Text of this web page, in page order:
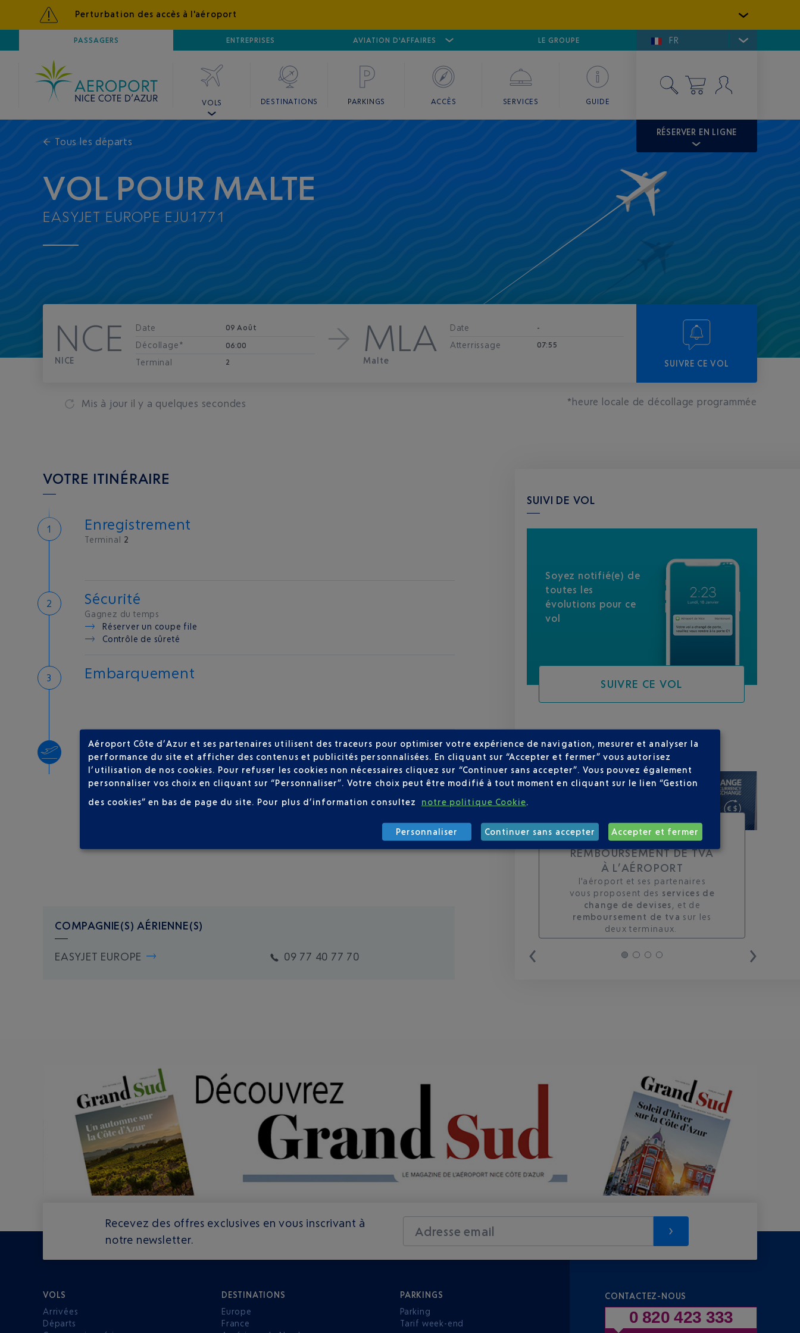
Perturbation des accès à l'aéroport
PASSAGERS ENTREPRISES AVIATION D'AFFAIRES
AÉROPORTNICE CÔTE D'AZUR AÉROPORT CANNES MANDELIEU GOLFE DE SAINT-TROPEZ
LE GROUPE FR
VOLS DESTINATIONS PARKINGS ACCÈS SERVICES GUIDE
RÉSERVER EN LIGNE
← Tous les départs
VOL POUR MALTE
EASYJET EUROPE EJU1771
NCE
NICE
Date 09 Août
Décollage* 06:00
Terminal 2
MLA
Malte
Date -
Atterrissage 07:55
SUIVRE CE VOL
Mis à jour il y a quelques secondes *heure locale de décollage programmée
VOTRE ITINÉRAIRE
Enregistrement
Terminal 2
Sécurité
Gagnez du temps
Réserver un coupe file
Contrôle de sûreté
Embarquement
Décollage
Type d'appareil : A320
COMPAGNIE(S) AÉRIENNE(S)
EASYJET EUROPE 09 77 40 77 70
SUIVI DE VOL
Soyez notifié(e) de
toutes les
évolutions pour ce
vol
SUIVRE CE VOL
SUR VOTRE PARCOURS
TOUS LES SERVICES DE
CHANGE ET DE
REMBOURSEMENT DE TVA
À L’AÉROPORT
l'aéroport et ses partenaires
vous proposent des services de
change de devises , et de
remboursement de tva sur les
deux terminaux. ​
Recevez des offres exclusives en vous inscrivant à
notre newsletter.
Adresse email
VOLS
Arrivées
Départs
DESTINATIONS
Europe
France
PARKINGS
Parking
Tarif week-end
CONTACTEZ-NOUS
0 820 423 333
Aéroport Côte d’Azur et ses partenaires utilisent des traceurs pour optimiser votre expérience de navigation, mesurer et analyser la
performance du site et afficher des contenus et publicités personnalisées. En cliquant sur “Accepter et fermer” vous autorisez
l’utilisation de nos cookies. Pour refuser les cookies non nécessaires cliquez sur “Continuer sans accepter”. Vous pouvez également
personnaliser vos choix en cliquant sur “Personnaliser”. Votre choix peut être modifié à tout moment en cliquant sur le lien “Gestion
des cookies” en bas de page du site. Pour plus d’information consultez notre politique Cookie
Personnaliser Continuer sans accepter Accepter et fermer